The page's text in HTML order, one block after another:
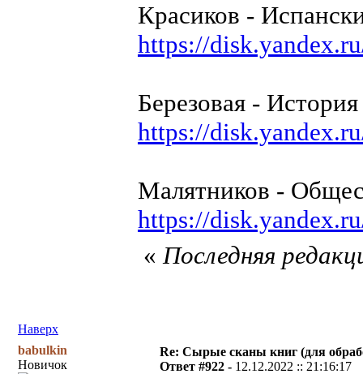
Красиков -
https://
Березовая -
https://
Малятников -
https://
Наверх
«Последняя
babulkin
Новичок
Re: Сырые сканы книг (для
Ответ #922 - 12.12.2022 :: 21:16:17